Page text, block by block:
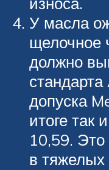
У масла
щелочное
должно
допуска
итоге так
10,59. Это
в тяжелых